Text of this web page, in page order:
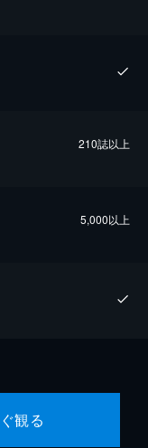
210誌以上
5,000以上
観る